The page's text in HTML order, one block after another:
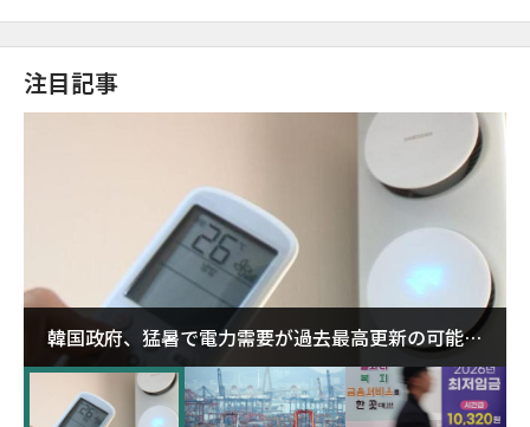
注目記事
韓国政府、猛暑で電力需要が過去最高更新の可能性
に需給対応体制を点検